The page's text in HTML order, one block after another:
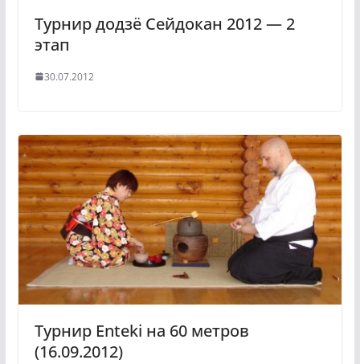
Турнир додзё Сейдокан 2012 — 2
этап
30.07.2012
Турнир Enteki на 60 метров
(16.09.2012)